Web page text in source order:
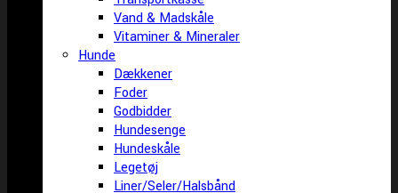
Vand & Madskåle
Vitaminer & Mineraler
Hunde
Dækkener
Foder
Godbidder
Hundesenge
Hundeskåle
Legetøj
Liner/Seler/Halsbånd